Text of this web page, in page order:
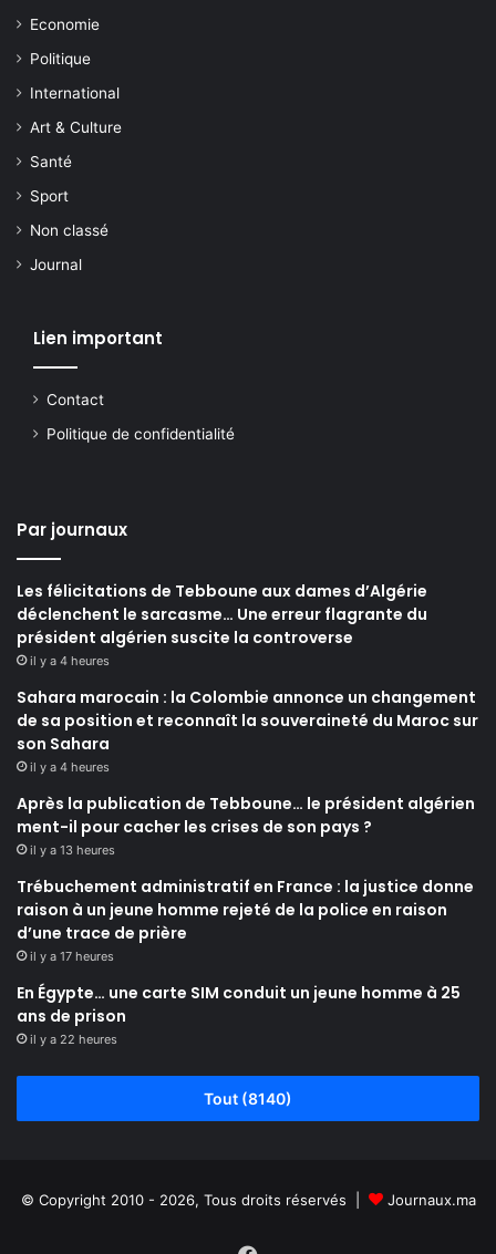
Economie
Politique
International
Art & Culture
Santé
Sport
Non classé
Journal
Lien important
Contact
Politique de confidentialité
Par journaux
Les félicitations de Tebboune aux dames d’Algérie
déclenchent le sarcasme… Une erreur flagrante du
président algérien suscite la controverse
il y a 4 heures
Sahara marocain : la Colombie annonce un changement
de sa position et reconnaît la souveraineté du Maroc sur
son Sahara
il y a 4 heures
Après la publication de Tebboune… le président algérien
ment-il pour cacher les crises de son pays ?
il y a 13 heures
Trébuchement administratif en France : la justice donne
raison à un jeune homme rejeté de la police en raison
d’une trace de prière
il y a 17 heures
En Égypte… une carte SIM conduit un jeune homme à 25
ans de prison
il y a 22 heures
Tout (8140)
© Copyright 2010 - 2026, Tous droits réservés | Journaux.ma